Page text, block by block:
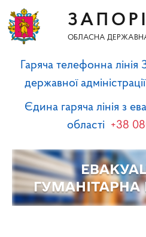
ОБЛАСНА ДЕРЖАВНА
Гаряча телефонна лінія
державної адміністрації
Єдина гаряча лінія з
області +38